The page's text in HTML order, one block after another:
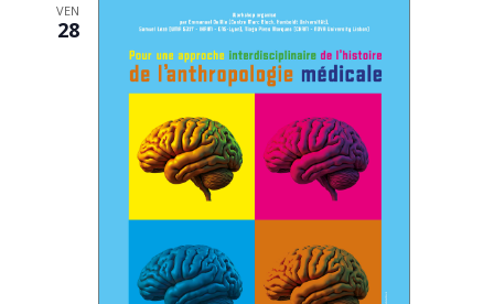
VEN
28